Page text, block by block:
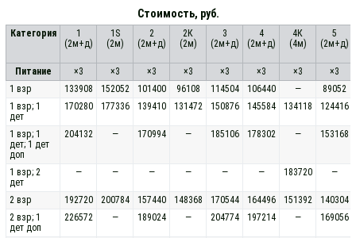
Стоимость, руб.
Категория
1
(2м+д)
1S
(2м)
2
(2м+д)
2К
(2м)
3
(2м+д)
4
(2м+д)
4К
(4м)
5
(2м+д)
Питание ×3 ×3 ×3 ×3 ×3 ×3 ×3
×3
1 взр
133908 152052 101400 96108 114504 106440 —
89052
1 взр; 1
дет
170280 177336 139410 131472 150876 145584 134118 124416
1 взр; 1
дет; 1 дет
доп
204132 — 170994 — 185106 178302 — 153168
1 взр; 2
дет
— — — — — — 183720 —
2 взр 192720 200784 157440 148368 170544 164496 151392
140304
2 взр; 1
дет доп
226572 — 189024 — 204774 197214 — 169056